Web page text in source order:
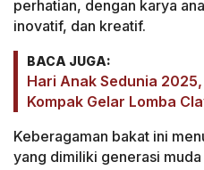
perhatian, dengan karya
inovatif, dan kreatif.
BACA JUGA:
Hari Anak Sedunia
Kompak Gelar Lomba
Keberagaman bakat ini
yang dimiliki generasi muda